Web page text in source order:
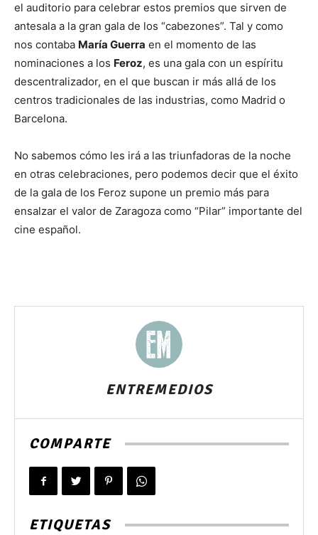
el auditorio para celebrar estos premios que sirven de
antesala a la gran gala de los “cabezones”. Tal y como
nos contaba María Guerra en el momento de las
nominaciones a los Feroz, es una gala con un espíritu
descentralizador, en el que buscan ir más allá de los
centros tradicionales de las industrias, como Madrid o
Barcelona.
No sabemos cómo les irá a las triunfadoras de la noche
en otras celebraciones, pero podemos decir que el éxito
de la gala de los Feroz supone un premio más para
ensalzar el valor de Zaragoza como “Pilar” importante del
cine español.
ENTREMEDIOS
COMPARTE
ETIQUETAS